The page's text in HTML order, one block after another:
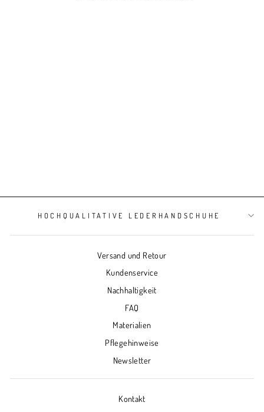
HOCHQUALITATIVE LEDERHANDSCHUHE
Versand und Retour
Kundenservice
Nachhaltigkeit
FAQ
Materialien
Pflegehinweise
Newsletter
Kontakt